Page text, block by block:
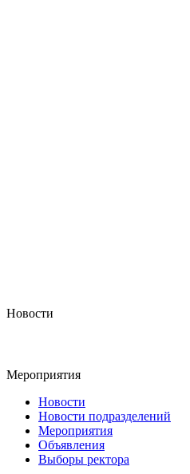
Новости
Мероприятия
Новости
Новости подразделений
Мероприятия
Объявления
Выборы ректора